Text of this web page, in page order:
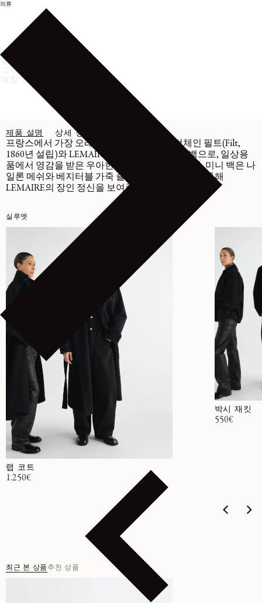
의류
배송 및 반품
취급 방법
고객센터
매장 재고 확인
제품 설명 상세 정보
프랑스에서 가장 오래된 네트 쇼퍼백 제조업체인 필트(Filt,
1860년 설립)와 LEMAIRE의 협업으로 탄생한 백으로, 일상용
품에서 영감을 받은 우아한 디자인이 특징입니다. 미니 백은 나
일론 메쉬와 베지터블 가죽 숄더 스트랩의 조합을 통해
LEMAIRE의 장인 정신을 보여줍니다.
실루엣
랩 코트
정가
1.250€
박시 재킷
정가
550€
최근 본 상품 추천 상품